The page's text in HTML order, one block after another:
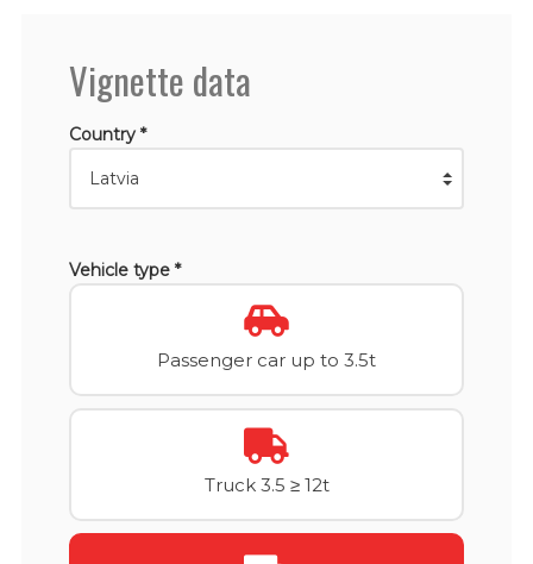
Vignette data
Country *
Vehicle type *
Passenger car up to 3.5t
Truck 3.5 ≥ 12t